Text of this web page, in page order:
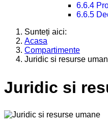
6.6.4
6.6.5
Sunteți aici:
Acasa
Compartimente
Juridic si resurse
Juridic si